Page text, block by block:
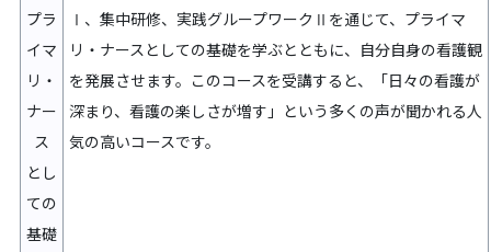
プラ
イマ
リ・
ナー
ス
とし
ての
基礎
Ⅰ、集中研修、実践グループワークⅡを通じて、プライマ
リ・ナースとしての基礎を学ぶとともに、自分自身の看護観
を発展させます。このコースを受講すると、「日々の看護が
深まり、看護の楽しさが増す」という多くの声が聞かれる人
気の高いコースです。